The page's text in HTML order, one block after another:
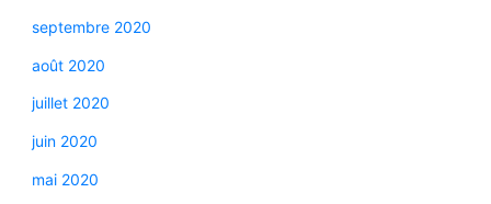
septembre 2020
août 2020
juillet 2020
juin 2020
mai 2020